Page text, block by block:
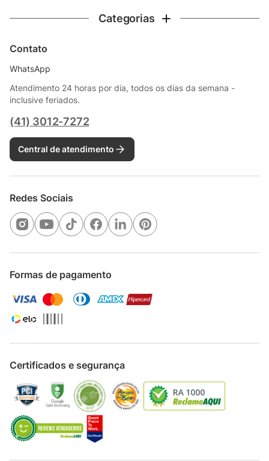
Categorias
Contato
WhatsApp
Atendimento 24 horas por dia, todos os dias da semana -
inclusive feriados.
(41) 3012-7272
Central de atendimento
Redes Sociais
Formas de pagamento
Certificados e segurança